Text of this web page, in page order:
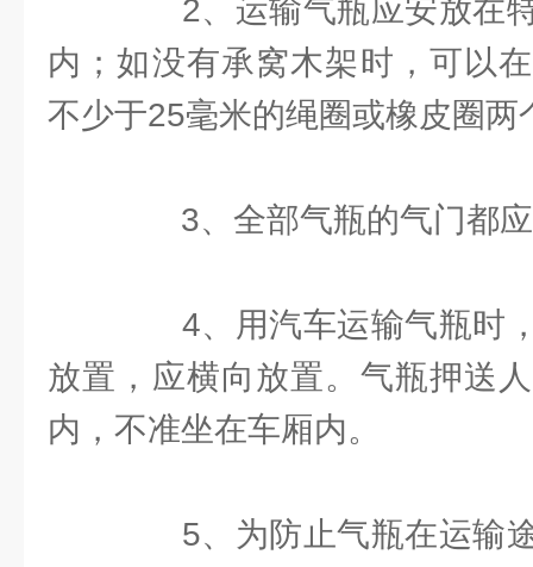
2、运输气瓶应安放在特
内；如没有承窝木架时，可以
不少于25毫米的绳圈或橡皮圈两
3、全部气瓶的气门都应
4、用汽车运输气瓶时，
放置，应横向放置。气瓶押送
内，不准坐在车厢内。
5、为防止气瓶在运输途